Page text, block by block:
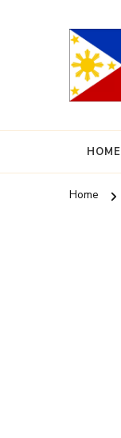
HOME
Home